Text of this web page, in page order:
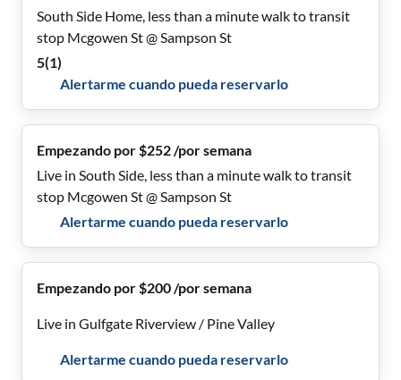
South Side Home, less than a minute walk to transit
stop Mcgowen St @ Sampson St
5(1)
Alertarme cuando pueda reservarlo
Empezando por $252 /por semana
Live in South Side, less than a minute walk to transit
stop Mcgowen St @ Sampson St
Alertarme cuando pueda reservarlo
Empezando por $200 /por semana
Live in Gulfgate Riverview / Pine Valley
Alertarme cuando pueda reservarlo